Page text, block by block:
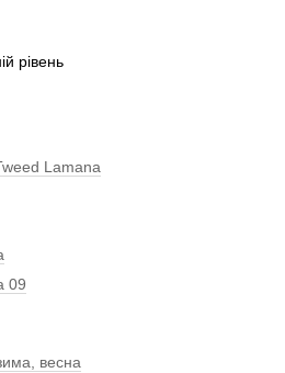
рівень
Lamana
09
весна